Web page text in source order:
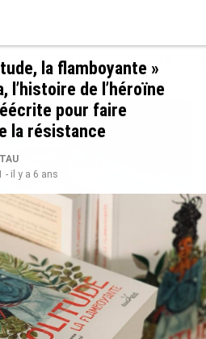
ECONOMIE SOCIÉTÉ
: un engagement
mer
la flamboyante »
l’histoire de l’héroïne
pour faire
la résistance
- il y a 6 ans